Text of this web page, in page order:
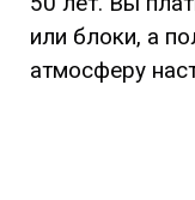
или блоки, а
атмосферу